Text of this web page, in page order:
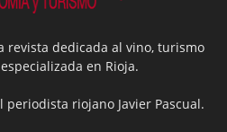
revista dedicada al vino, turismo
en Rioja.
periodista riojano Javier Pascual.